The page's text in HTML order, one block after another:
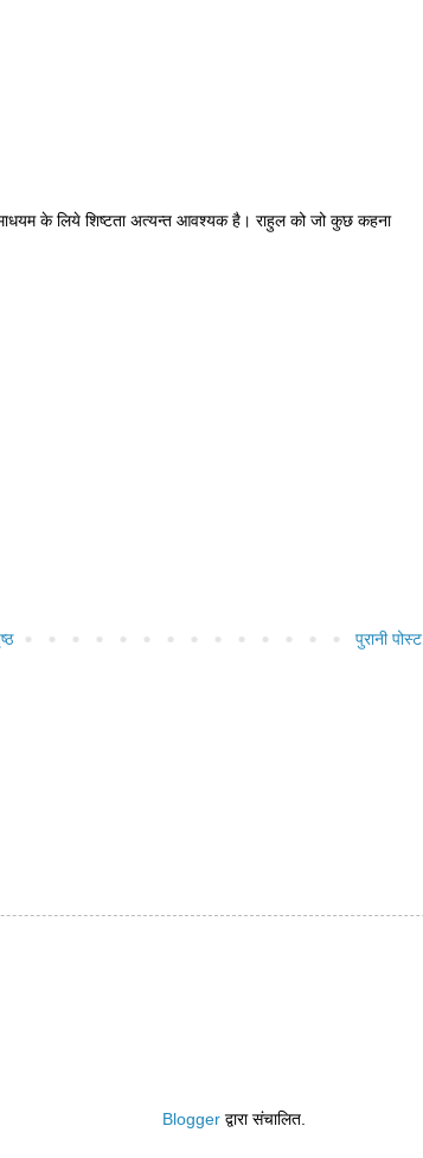
के लिये शिष्टता अत्यन्त आवश्यक है। राहुल को जो कुछ कहना
पुरानी पोस्ट
Bloggerद्वारा संचालित.